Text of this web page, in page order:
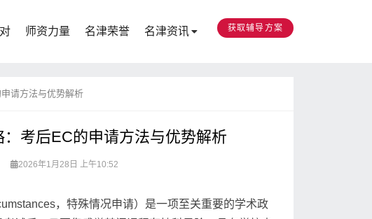
师资力量 名津荣誉 名津资讯 获取辅导方案
请方法与优势解析
考后EC的申请方法与优势解析
2026年1月28日 上午10:52
，特殊情况申请）是一项至关重要的学术政